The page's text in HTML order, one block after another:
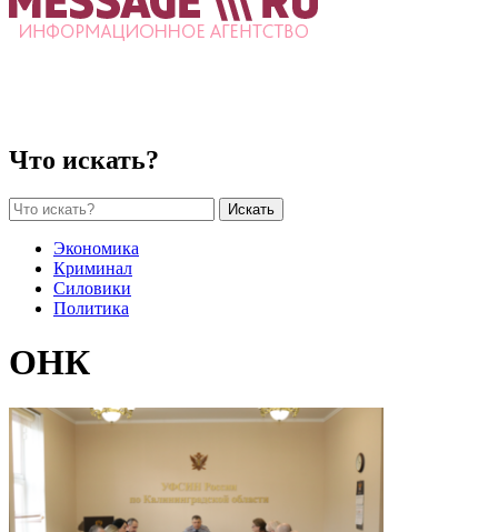
Что искать?
Искать
Экономика
Криминал
Силовики
Политика
ОНК